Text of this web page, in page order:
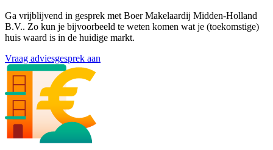
Ga vrijblijvend in gesprek met Boer Makelaardij Midden-Holland
B.V.. Zo kun je bijvoorbeeld te weten komen wat je (toekomstige)
huis waard is in de huidige markt.
Vraag adviesgesprek aan